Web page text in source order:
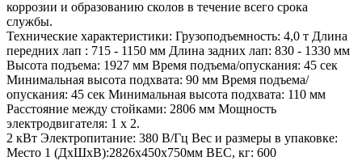
коррозии и образованию сколов в течение всего срока
службы.
Технические характеристики: Грузоподъемность: 4,0 т Длина
передних лап : 715 - 1150 мм Длина задних лап: 830 - 1330 мм
Высота подъема: 1927 мм Время подъема/опускания: 45 сек
Минимальная высота подхвата: 90 мм Время подъема/
опускания: 45 сек Минимальная высота подхвата: 110 мм
Расстояние между стойками: 2806 мм Мощность
электродвигателя: 1 х 2.
2 кВт Электропитание: 380 В/Гц Вес и размеры в упаковке:
Место 1 (ДхШхВ):2826x450x750мм ВЕС, кг: 600